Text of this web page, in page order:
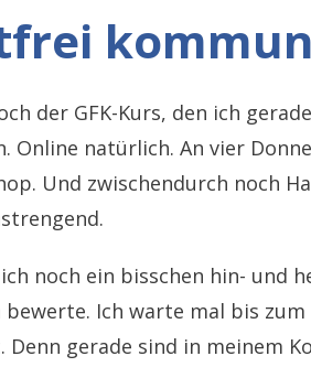
der GFK-Kurs, den ich
Online natürlich. An vier
Und zwischendurch noch
noch ein bisschen hin- und
Ich warte mal bis zum
Denn gerade sind in meinem